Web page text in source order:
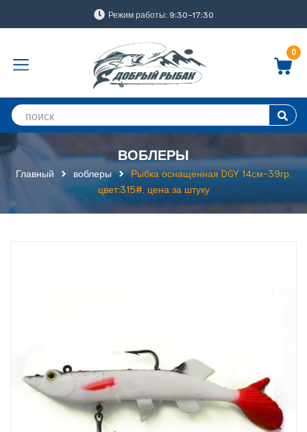
Режим работы: 9:30-17:30
0
ВОБЛЕРЫ
Главный воблеры
Рыбка оснащенная DGY 14см-39гр,
цвет:315#, цена за штуку